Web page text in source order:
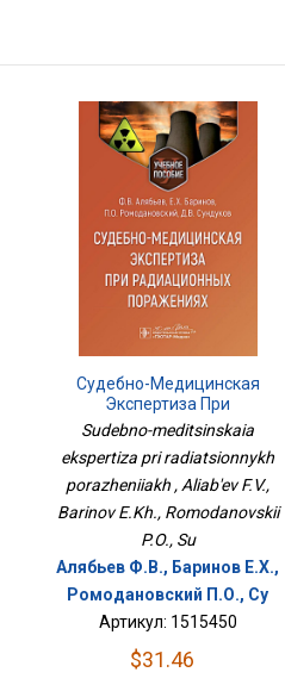
Судебно-Медицинская
Экспертиза При
Радиационных Поражениях
Sudebno-meditsinskaia
ekspertiza pri radiatsionnykh
porazheniiakh , Aliab'ev F.V.,
Barinov E.Kh., Romodanovskii
P.O., Su
Алябьев Ф.В., Баринов Е.Х.,
Ромодановский П.О., Су
Артикул: 1515450
$31.46